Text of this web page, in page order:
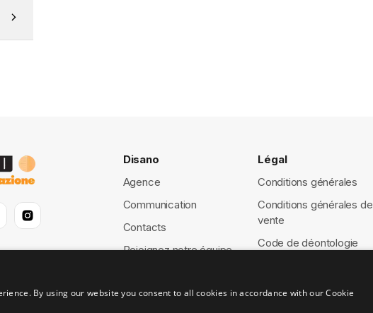
Disano
Agence
Communication
Contacts
Rejoignez notre équipe
Légal
Conditions générales
Conditions générales de
vente
Code de déontologie
By using our website you consent to all cookies in accordance with our Cookie